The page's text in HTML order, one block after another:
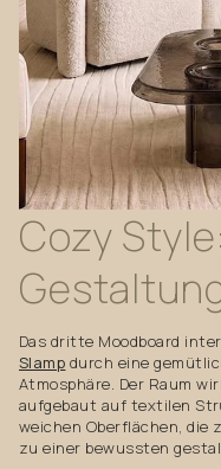
CozyStyle:
Das dritte Moodboard
Slamp durch eine
Atmosphäre. Der Raum
aufgebaut auf textilen
weichen Oberflächen, die
zu einer bewussten